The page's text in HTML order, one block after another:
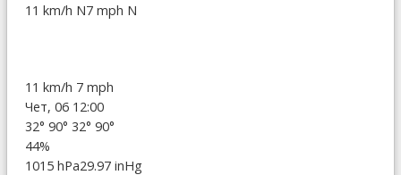
11 km/h N7 mph N
11 km/h 7 mph
Чет, 06 12:00
32° 90° 32° 90°
44%
1015 hPa29.97 inHg